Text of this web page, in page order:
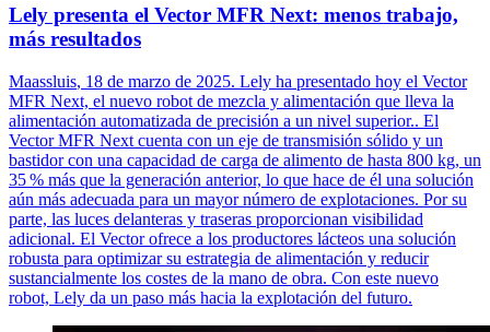
Lely presenta el Vector MFR Next: menos trabajo,
más resultados
Maassluis, 18 de marzo de 2025. Lely ha presentado hoy el Vector
MFR Next, el nuevo robot de mezcla y alimentación que lleva la
alimentación automatizada de precisión a un nivel superior.. El
Vector MFR Next cuenta con un eje de transmisión sólido y un
bastidor con una capacidad de carga de alimento de hasta 800 kg, un
35% más que la generación anterior, lo que hace de él una solución
aún más adecuada para un mayor número de explotaciones. Por su
parte, las luces delanteras y traseras proporcionan visibilidad
adicional. El Vector ofrece a los productores lácteos una solución
robusta para optimizar su estrategia de alimentación y reducir
sustancialmente los costes de la mano de obra. Con este nuevo
robot, Lely da un paso más hacia la explotación del futuro.